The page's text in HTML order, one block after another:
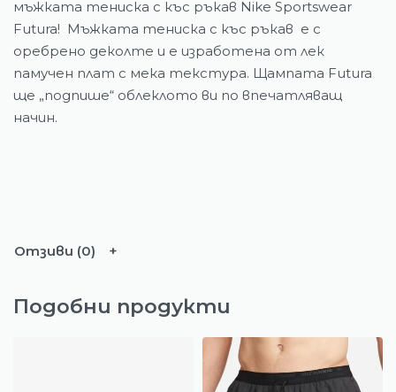
мъжката тениска с къс ръкав Nike Sportswear
Futura! Мъжката тениска с къс ръкав е с
оребрено деколте и е изработена от лек
памучен плат с мека текстура. Щампата Futura
ще „подпише“ облеклото ви по впечатляващ
начин.
Отзиви (0)
Подобни продукти